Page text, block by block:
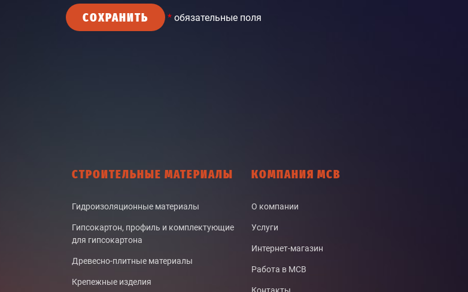
СОХРАНИТЬ * обязательные поля
СТРОИТЕЛЬНЫЕ МАТЕРИАЛЫ
Гидроизоляционные материалы
Гипсокартон, профиль и комплектующие
для гипсокартона
Древесно-плитные материалы
Крепежные изделия
КОМПАНИЯ МСВ
О компании
Услуги
Интернет-магазин
Работа в МСВ